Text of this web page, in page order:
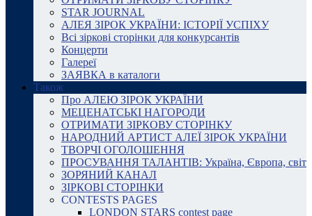
STAR JOURNAL
АЛЕЯ ЗІРОК УКРАЇНИ: ІСТОРІЇ УСПІХУ
Всі зіркові сторінки для конкурсантів
Концерти
Галереї
ЗАЯВКА в каталоги
Також
Про АЛЕЮ ЗІРОК УКРАЇНИ
МЕЦЕНАТСЬКІ НАГОРОДИ
ОТРИМАТИ ЗІРКОВУ СТОРІНКУ
НАРОДНИЙ АРТИСТ АЛЕЇ ЗІРОК УКРАЇНИ
ТВОРЧІ ОГОЛОШЕННЯ
ПРОСУВАННЯ ТАЛАНТІВ: Україна, Європа, світ
ЗОРЯНИЙ КАНАЛ
ЗІРКОВІ СТОРІНКИ
CONTESTS PAGES
LONDON STARS contest page